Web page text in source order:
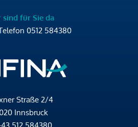
sind für Sie da
0512 584380
Straße 2/4
Innsbruck